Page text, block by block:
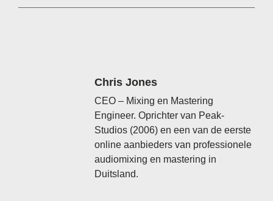
Chris Jones
CEO – Mixing en Mastering
Engineer. Oprichter van Peak-
Studios (2006) en een van de eerste
online aanbieders van professionele
audiomixing en mastering in
Duitsland.